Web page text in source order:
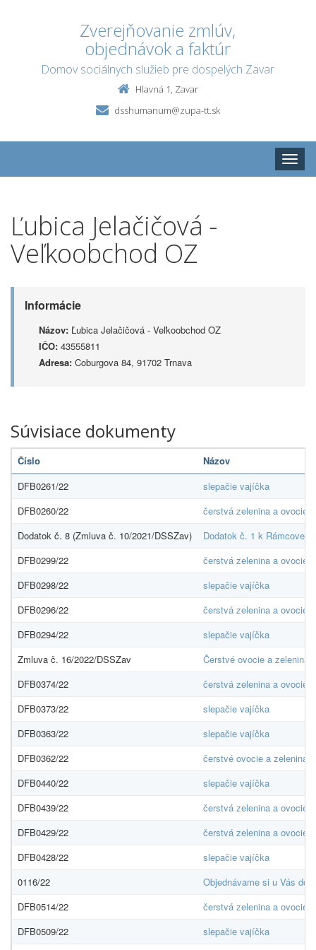
Zverejňovanie zmlúv,
objednávok a faktúr
Domov sociálnych služieb pre dospelých Zavar
Hlavná 1, Zavar
dsshumanum@zupa-tt.sk
Toggle
Ľubica Jelačičová -
Veľkoobchod OZ
Informácie
Názov: Ľubica Jelačičová - Veľkoobchod OZ
IČO: 43555811
Adresa: Coburgova 84, 91702 Trnava
Súvisiace dokumenty
Číslo
Názov
DFB0261/22
slepačie vajíčka
DFB0260/22
čerstvá zelenina a ovocie
Dodatok č. 8 (Zmluva č. 10/2021/DSSZav)
Dodatok č. 1 k Rámcovej
DFB0299/22
čerstvá zelenina a ovocie
DFB0298/22
slepačie vajíčka
DFB0296/22
čerstvá zelenina a ovocie
DFB0294/22
slepačie vajíčka
Zmluva č. 16/2022/DSSZav
Čerstvé ovocie a zelenina
DFB0374/22
čerstvá zelenina a ovocie
DFB0373/22
slepačie vajíčka
DFB0363/22
slepačie vajíčka
DFB0362/22
čerstvé ovocie a zelenina
DFB0440/22
slepačie vajíčka
DFB0439/22
čerstvá zelenina a ovocie
DFB0429/22
čerstvá zelenina a ovocie
DFB0428/22
slepačie vajíčka
0116/22
Objednávame si u Vás
DFB0514/22
čerstvá zelenina a ovocie
DFB0509/22
slepačie vajíčka